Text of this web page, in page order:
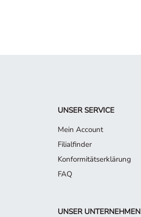
UNSER SERVICE
Mein Account
Filialfinder
Konformitätserklärung
FAQ
UNSER UNTERNEHMEN